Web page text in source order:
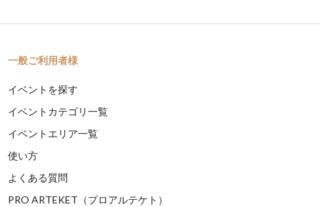
一般ご利用者様
イベントを探す
イベントカテゴリ一覧
イベントエリア一覧
使い方
よくある質問
PRO ARTEKET（プロアルテケト）